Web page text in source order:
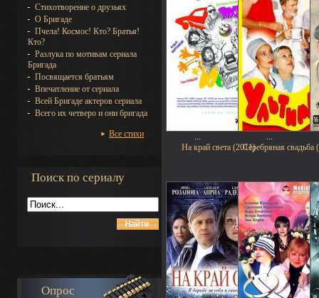
Стихотворение о друзьях
О Бригаде
Пчела! Космос! Кто? Братья!
Кто?
Разлука по мотивам сериала
Бригада
Посвящается братьям
Впечатление от сериала
Всей Бригаде актеров сериала
Всего их четверо и они бригада
Все стихи
Поиск по сериалу
Опрос
... ...
На край света (2011)Серебряная свадьба